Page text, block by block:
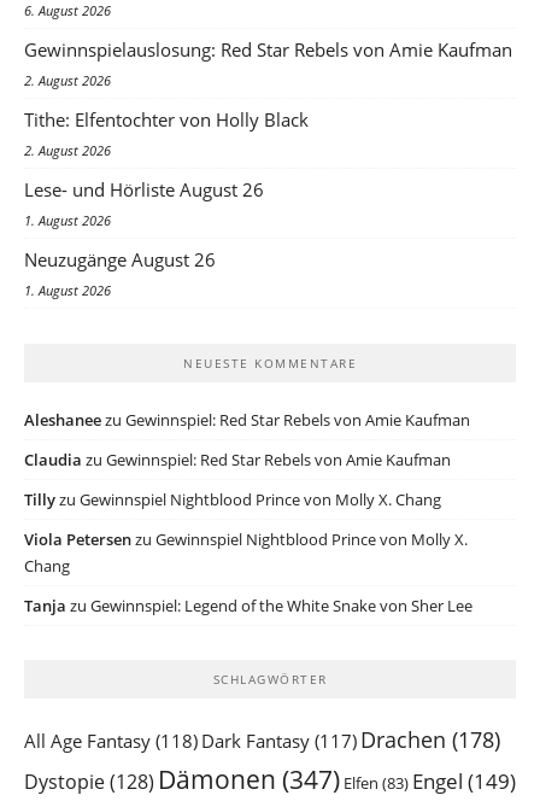
6. August 2026
Gewinnspielauslosung: Red Star Rebels von Amie Kaufman
2. August 2026
Tithe: Elfentochter von Holly Black
2. August 2026
Lese- und Hörliste August 26
1. August 2026
Neuzugänge August 26
1. August 2026
NEUESTE KOMMENTARE
Aleshaneezu Gewinnspiel: Red Star Rebels von Amie Kaufman
Claudia zu Gewinnspiel: Red Star Rebels von Amie Kaufman
Tillyzu Gewinnspiel Nightblood Prince von Molly X. Chang
Viola Petersenzu Gewinnspiel Nightblood Prince von Molly X.
Chang
Tanja zu Gewinnspiel: Legend of the White Snake von Sher Lee
SCHLAGWÖRTER
All Age Fantasy (118) Dark Fantasy (117) Drachen (178)
Dystopie(128) Dämonen (347) Elfen (83) Engel (149)